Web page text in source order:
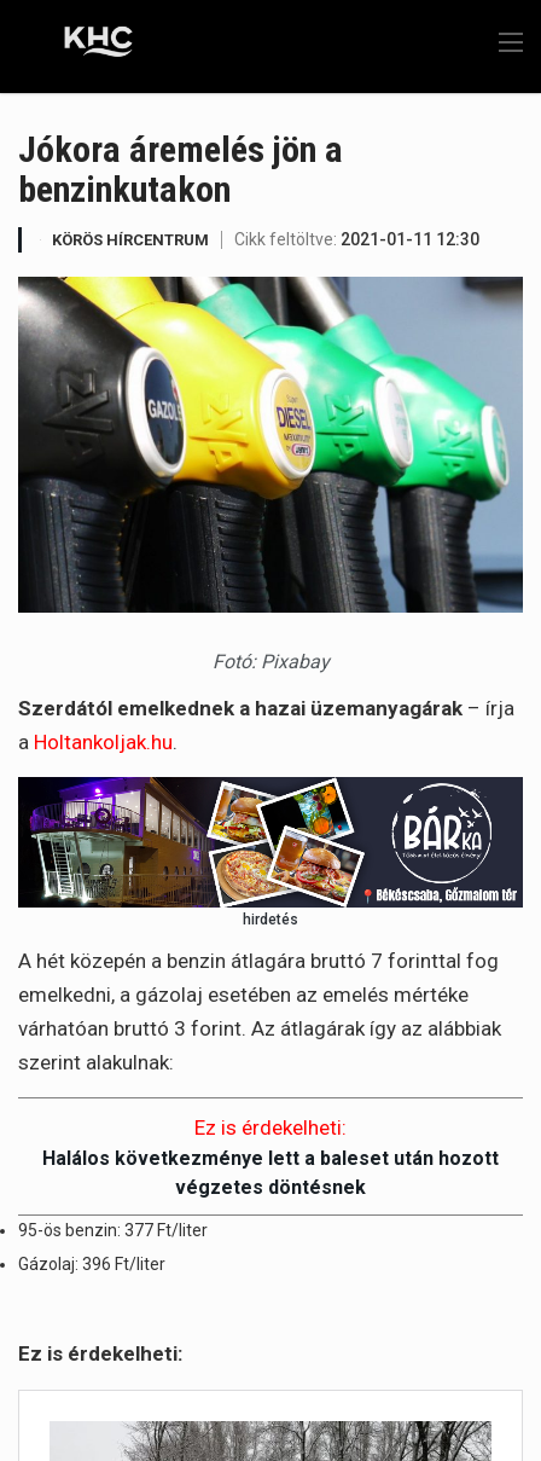
Jókora áremelés jön a
benzinkutakon
KÖRÖS HÍRCENTRUM Cikk feltöltve: 2021-01-11 12:30
Fotó: Pixabay
Szerdától emelkednek a hazai üzemanyagárak – írja
a Holtankoljak.hu.
hirdetés
A hét közepén a benzin átlagára bruttó 7 forinttal fog
emelkedni, a gázolaj esetében az emelés mértéke
várhatóan bruttó 3 forint. Az átlagárak így az alábbiak
szerint alakulnak:
Ez is érdekelheti:
Halálos következménye lett a baleset után hozott
végzetes döntésnek
95-ös benzin: 377 Ft/liter
Gázolaj: 396 Ft/liter
Ez is érdekelheti: